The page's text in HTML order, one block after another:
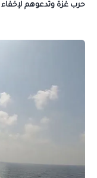
حرب غزة وتدعوهم لإخفاء